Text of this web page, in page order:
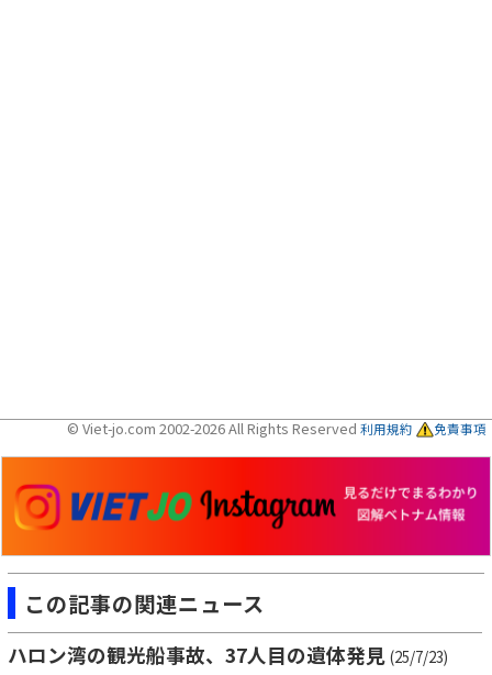
© Viet-jo.com 2002-2026 All Rights Reserved 利用規約 免責事項
この記事の関連ニュース
ハロン湾の観光船事故、37人目の遺体発見 (25/7/23)